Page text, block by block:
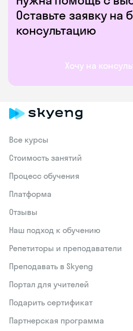
Оставьте заявку на
консультацию
Хочу на
Все курсы
Стоимость занятий
Процесс обучения
Платформа
Отзывы
Наш подход к обучению
Репетиторы и преподаватели
Преподавать в Skyeng
Портал для учителей
Подарить сертификат
Партнерская программа